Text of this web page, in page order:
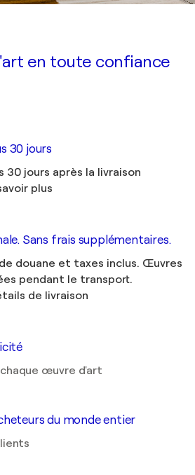
en toute confiance
30 jours
30 jours après la livraison
plus
Sans frais supplémentaires.
douane et taxes inclus. Œuvres
pendant le transport.
de livraison
œuvre d'art
du monde entier